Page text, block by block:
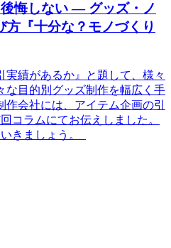
後悔しない ― グッズ・ノ
『十分な？モノづくり
実績があるか』と題して、様々
な目的別グッズ制作を幅広く手
会社には、アイテム企画の引
コラムにてお伝えしました。
きましょう。